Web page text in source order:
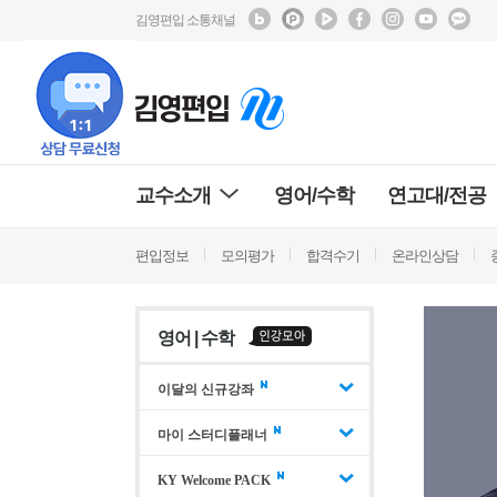
김영편입 소통채널
교수소개 영어/수학 연고대/전공
편입정보 모의평가 합격수기 온라인상담
영어 | 수학
이달의 신규강좌
마이 스터디플래너
KY Welcome PACK